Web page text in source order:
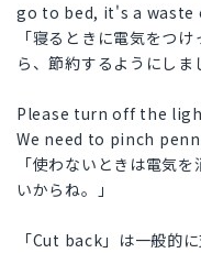
go to bed, it's a waste
「寝るときに電気をつ
ら、節約するようにしま
Please turn off the
We need to pinch
「使わないときは電気
いからね。」
「Cut back」は一般的